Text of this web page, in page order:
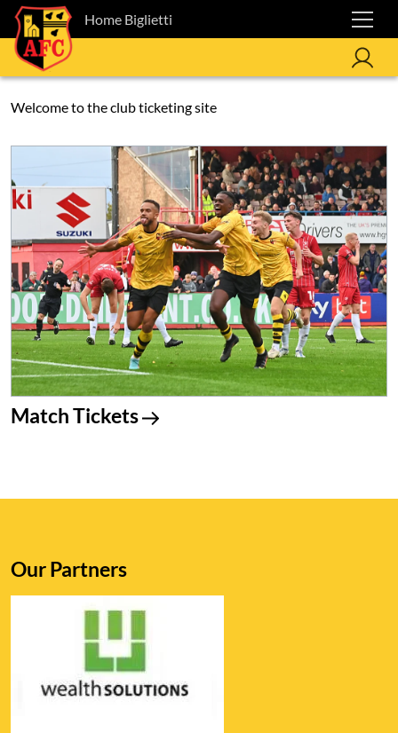
Home Biglietti
Welcome to the club ticketing site
Match Tickets
Our Partners